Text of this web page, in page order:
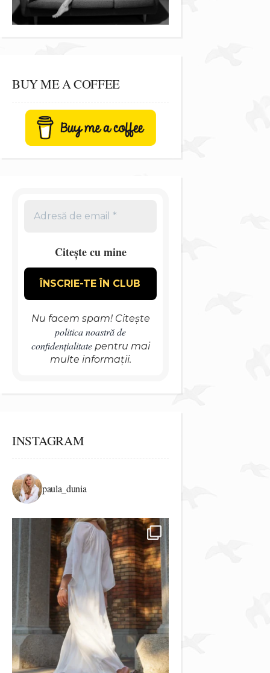
BUY ME A COFFEE
Citește cu mine
Nu facem spam! Citește
politica noastră de
confidențialitatepentru mai
multe informații.
INSTAGRAM
paula_dunia